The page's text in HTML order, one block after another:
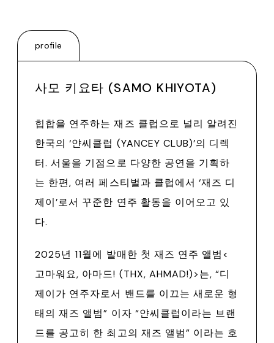
profile
사모 키요타 (SAMO KHIYOTA)
힙합을 연주하는 재즈 클럽으로 널리 알려진
한국의 ‘얀씨클럽 (YANCEY CLUB)’의 디렉
터. 서울을 기점으로 다양한 공연을 기획하
는 한편, 여러 페스티벌과 클럽에서 ‘재즈 디
제이’로서 꾸준한 연주 활동을 이어오고 있
다.
2025년 11월에 발매한 첫 재즈 연주 앨범<
고마워요, 아마드! (THX, AHMAD!)>는, “디
제이가 연주자로서 밴드를 이끄는 새로운 형
태의 재즈 앨범” 이자 “얀씨클럽이라는 브랜
드를 공고히 한 최고의 재즈 앨범” 이라는 호